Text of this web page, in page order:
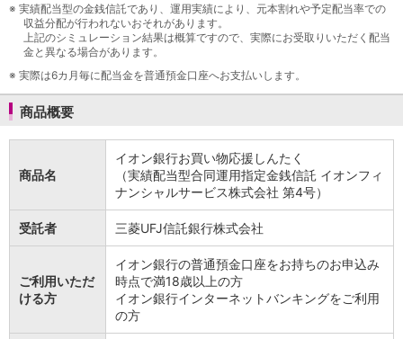
東海／近畿
岐阜県
静岡県
愛知県
滋賀県
兵庫県
和歌山県
中国／四国
岡山県
徳島県
香川県
※ 実績配当型の金銭信託であり、運用実績により、元本割れや予定配当率での
収益分配が行われないおそれがあります。
上記のシミュレーション結果は概算ですので、実際にお受取りいただく配当
金と異なる場合があります。
※ 実際は6カ月毎に配当金を普通預金口座へお支払いします。
商品概要
商品名
イオン銀行お買い物応援しんたく
（実績配当型合同運用指定金銭信託 イオンフィ
ナンシャルサービス株式会社 第4号）
受託者 三菱UFJ信託銀行株式会社
ご利用いただ
ける方
イオン銀行の普通預金口座をお持ちのお申込み
時点で満18歳以上の方
イオン銀行インターネットバンキングをご利用
の方